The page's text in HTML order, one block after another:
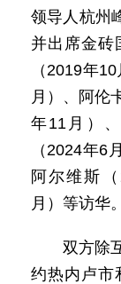
领导人杭州
并出席金砖
（2019年
月）、阿伦
年11月）
（2024年6
阿尔维斯
月）等访华。
双方除
约热内卢市